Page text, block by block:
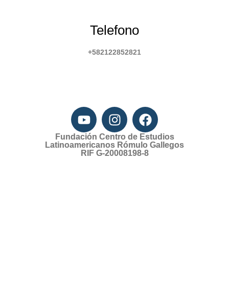
Telefono
+582122852821
Fundación Centro de Estudios
Latinoamericanos Rómulo Gallegos
RIF G-20008198-8